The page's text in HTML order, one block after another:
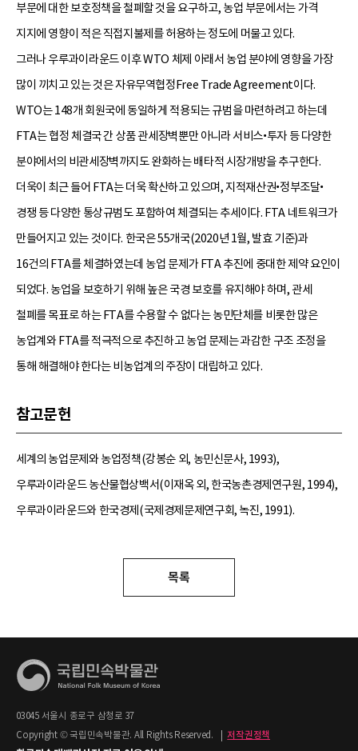
부문에 대한 보호정책을 철폐할 것을 요구하고, 농업 부문에서는 가격
지지에 영향이 적은 직접지불제를 허용하는 정도에 머물고 있다.
그러나 우루과이라운드 이후 WTO 체제 아래서 농업 분야에 영향을 가장
많이 끼치고 있는 것은 자유무역협정Free Trade Agreement이다.
WTO는 148개 회원국에 동일하게 적용되는 규범을 마련하려고 하는데
FTA는 협정 체결국 간 상품 관세장벽뿐만 아니라 서비스•투자 등 다양한
분야에서의 비관세장벽까지도 완화하는 배타적 시장개방을 추구한다.
더욱이 최근 들어 FTA는 더욱 확산하고 있으며, 지적재산권•정부조달•
경쟁 등 다양한 통상규범도 포함하여 체결되는 추세이다. FTA 네트워크가
만들어지고 있는 것이다. 한국은 55개국(2020년 1월, 발효 기준)과
16건의 FTA를 체결하였는데 농업 문제가 FTA 추진에 중대한 제약 요인이
되었다. 농업을 보호하기 위해 높은 국경 보호를 유지해야 하며, 관세
철폐를 목표로 하는 FTA를 수용할 수 없다는 농민단체를 비롯한 많은
농업계와 FTA를 적극적으로 추진하고 농업 문제는 과감한 구조 조정을
통해 해결해야 한다는 비농업계의 주장이 대립하고 있다.
참고문헌
세계의 농업문제와 농업정책(강봉순 외, 농민신문사, 1993),
우루과이라운드 농산물협상백서(이재옥 외, 한국농촌경제연구원, 1994),
우루과이라운드와 한국경제(국제경제문제연구회, 녹진, 1991).
목록
03045 서울시 종로구 삼청로 37
Copyright © 국립민속박물관. All Rights Reserved.
저작권정책